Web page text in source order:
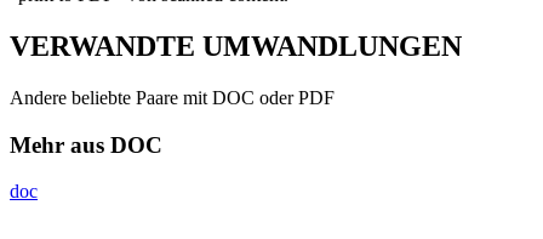
VERWANDTE UMWANDLUNGEN
Andere beliebte Paare mit DOC oder PDF
Mehr aus DOC
doc